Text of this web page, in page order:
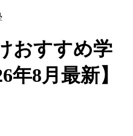
おすすめ学
年8月最新】